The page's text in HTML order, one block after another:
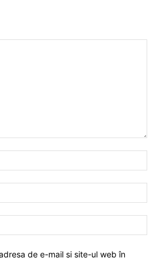
de e-mail și site-ul web în